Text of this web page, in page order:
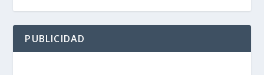
PUBLICIDAD